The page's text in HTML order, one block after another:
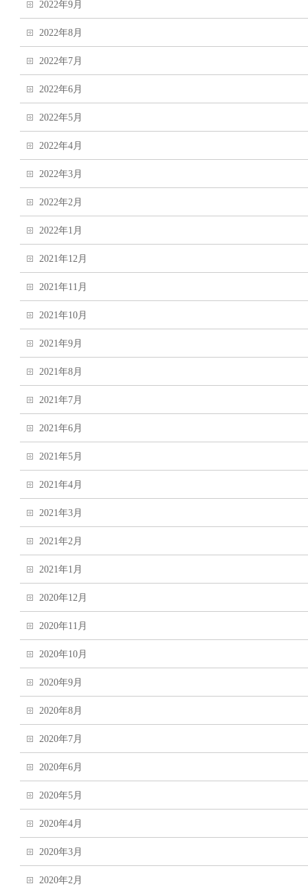
2022年9月
2022年8月
2022年7月
2022年6月
2022年5月
2022年4月
2022年3月
2022年2月
2022年1月
2021年12月
2021年11月
2021年10月
2021年9月
2021年8月
2021年7月
2021年6月
2021年5月
2021年4月
2021年3月
2021年2月
2021年1月
2020年12月
2020年11月
2020年10月
2020年9月
2020年8月
2020年7月
2020年6月
2020年5月
2020年4月
2020年3月
2020年2月